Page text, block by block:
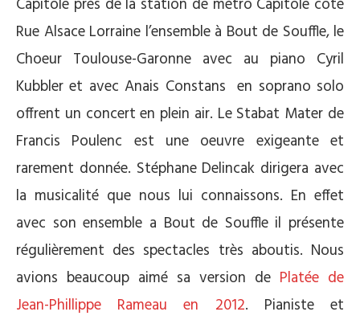
Capitole près de la station de métro Capitole coté
Rue Alsace Lorraine l’ensemble à Bout de Souffle, le
Choeur Toulouse-Garonne avec au piano Cyril
Kubbler et avec Anais Constans en soprano solo
offrent un concert en plein air. Le Stabat Mater de
Francis Poulenc est une oeuvre exigeante et
rarement donnée. Stéphane Delincak dirigera avec
la musicalité que nous lui connaissons. En effet
avec son ensemble a Bout de Souffle il présente
régulièrement des spectacles très aboutis. Nous
avions beaucoup aimé sa version de Platée de
Jean-Phillippe Rameau en 2012. Pianiste et